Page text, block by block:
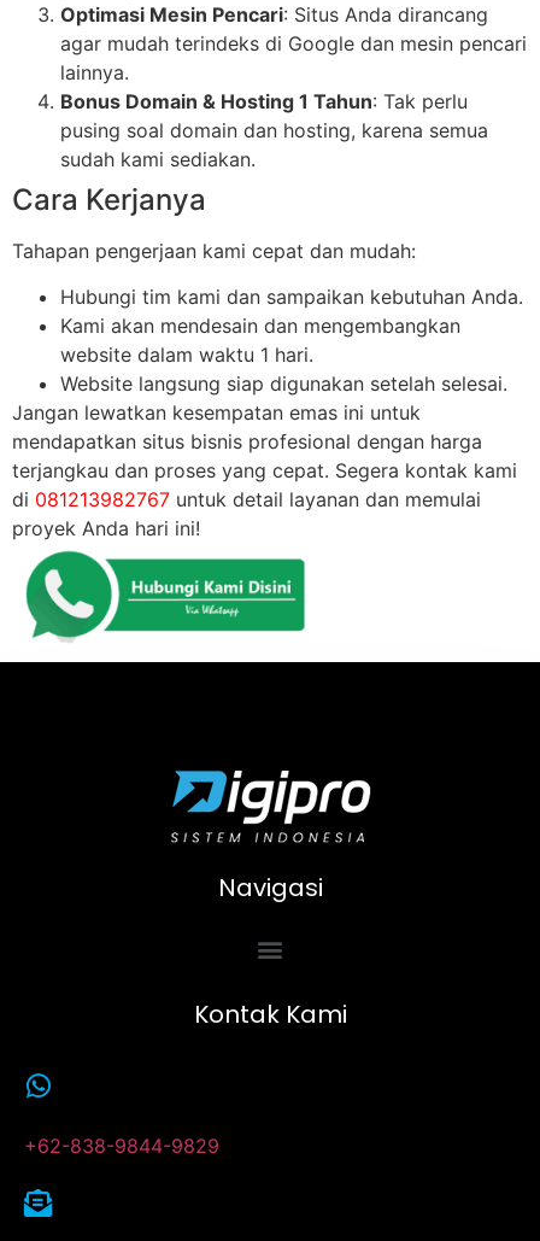
Optimasi Mesin Pencari: Situs Anda dirancang
agar mudah terindeks di Google dan mesin pencari
lainnya.
Bonus Domain & Hosting 1 Tahun: Tak perlu
pusing soal domain dan hosting, karena semua
sudah kami sediakan.
Cara Kerjanya
Tahapan pengerjaan kami cepat dan mudah:
Hubungi tim kami dan sampaikan kebutuhan Anda.
Kami akan mendesain dan mengembangkan
website dalam waktu 1 hari.
Website langsung siap digunakan setelah selesai.
Jangan lewatkan kesempatan emas ini untuk
mendapatkan situs bisnis profesional dengan harga
terjangkau dan proses yang cepat. Segera kontak kami
di 081213982767 untuk detail layanan dan memulai
proyek Anda hari ini!
Navigasi
Kontak Kami
+62-838-9844-9829